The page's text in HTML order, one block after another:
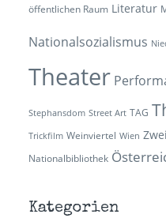
öffentlichen Raum Literatur
Nationalsozialismus
Theater
Stephansdom Street Art TAG
Trickfilm Weinviertel Wien
Nationalbibliothek
Kategorien